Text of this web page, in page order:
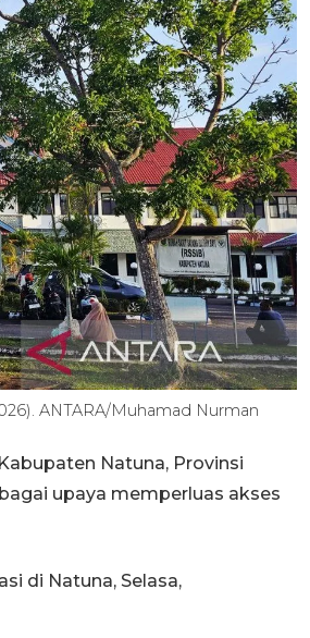
ANTARA/Muhamad Nurman
Natuna, Provinsi
upaya memperluas akses
di Natuna, Selasa,